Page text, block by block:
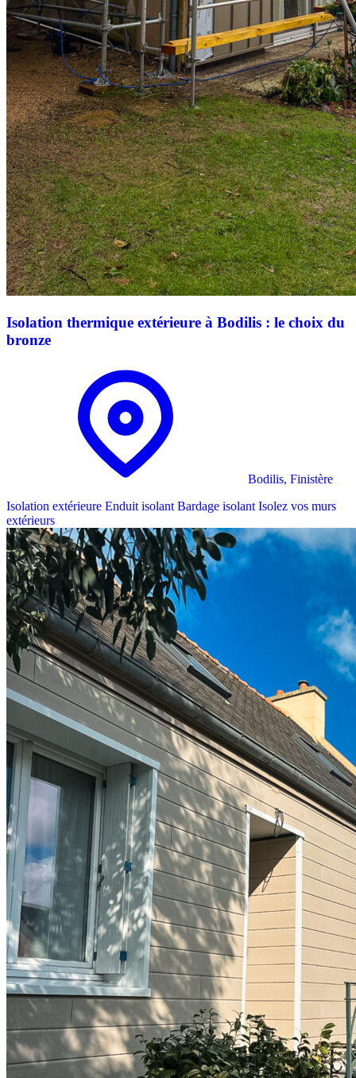
Isolation thermique extérieure à Bodilis : le choix du
bronze
Bodilis, Finistère
Isolation extérieure Enduit isolant Bardage isolant Isolez vos murs
extérieurs